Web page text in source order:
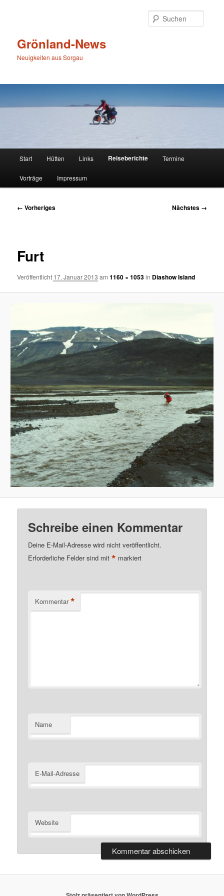
Grönland-News
Neuigkeiten aus Sorgau
Start Hütten Links Reiseberichte Termine
Vorträge Impressum
Bilder-
← Vorheriges Nächstes →
Furt
Veröffentlicht 17. Januar 2013 am1160 × 1053in Diashow Island
Schreibe einen Kommentar
Deine E-Mail-Adresse wird nicht veröffentlicht.
Erforderliche Felder sind mit* markiert
Kommentar *
Name
E-Mail-Adresse
Website